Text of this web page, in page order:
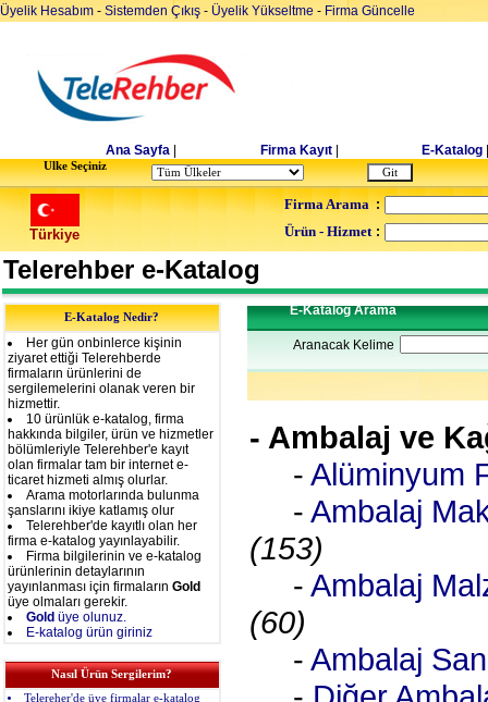
Üyelik Hesabım - Sistemden Çıkış - Üyelik Yükseltme - Firma Güncelle
Ana Sayfa Firma Kayıt E-Katalog
Ulke Seçiniz
Türkiye
Firma Arama :
Ürün - Hizmet :
Telerehber e-Katalog
E-Katalog Nedir?
Her gün onbinlerce kişinin
ziyaret ettiği Telerehberde
firmaların ürünlerini de
sergilemelerini olanak veren bir
hizmettir.
10 ürünlük e-katalog, firma
hakkında bilgiler, ürün ve hizmetler
bölümleriyle Telerehber'e kayıt
olan firmalar tam bir internet e-
ticaret hizmeti almış olurlar.
Arama motorlarında bulunma
şanslarını ikiye katlamış olur
Telerehber'de kayıtlı olan her
firma e-katalog yayınlayabilir.
Firma bilgilerinin ve e-katalog
ürünlerinin detaylarının
yayınlanması için firmaların Gold
üye olmaları gerekir.
Gold üye olunuz.
E-katalog ürün giriniz
Nasıl Ürün Sergilerim?
Telereher'de üye firmalar e-katalog
E-Katalog Arama
Aranacak Kelime
- Ambalaj ve
- Alüminyum
- Ambalaj
(153)
- Ambalaj
(60)
- Ambalaj